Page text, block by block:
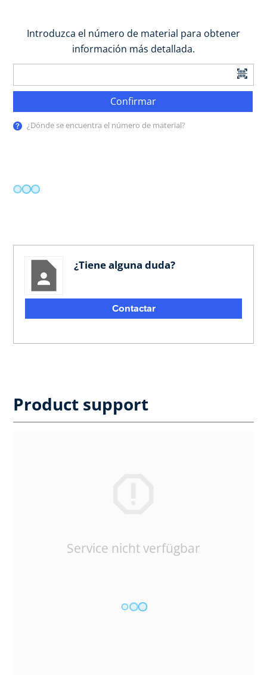
Introduzca el número de material para obtener
información más detallada.
Confirmar
¿Dónde se encuentra el número de material?
¿Tiene alguna duda?
Contactar
Product support
Service nicht verfügbar